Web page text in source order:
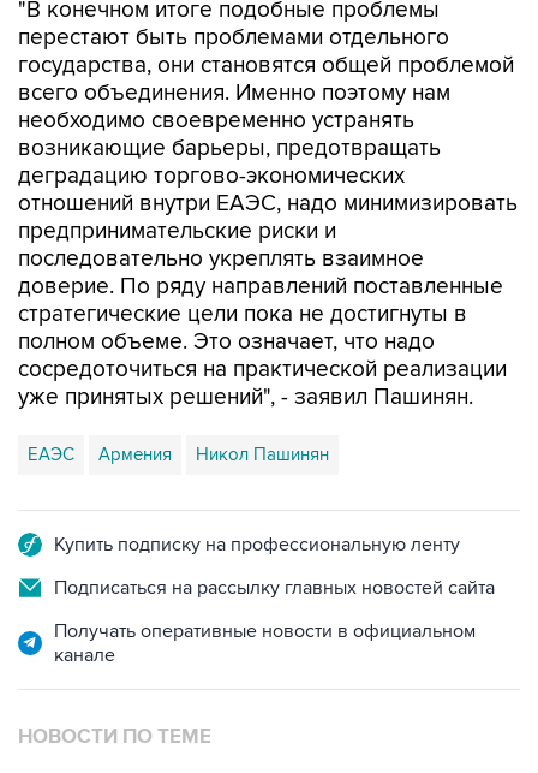
государства, они становятся общей проблемой
всего объединения. Именно поэтому нам
необходимо своевременно устранять
возникающие барьеры, предотвращать
деградацию торгово-экономических
отношений внутри ЕАЭС, надо минимизировать
предпринимательские риски и
последовательно укреплять взаимное
доверие. По ряду направлений поставленные
стратегические цели пока не достигнуты в
полном объеме. Это означает, что надо
сосредоточиться на практической реализации
уже принятых решений", - заявил Пашинян.
ЕАЭС Армения Никол Пашинян
Подписаться на рассылку главных новостей сайта
Получать оперативные новости в официальном
НОВОСТИ ПО ТЕМЕ
30 июля 12:28